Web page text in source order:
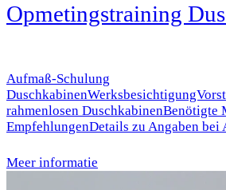
Opmetingstraining
Aufmaß-Schulung
rahmenlosen DuschkabinenBenötigte
EmpfehlungenDetails zu Angaben bei
Meer informatie